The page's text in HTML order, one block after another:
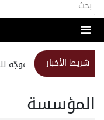
شريط الأخباراستبيان موجّه
المؤسسة